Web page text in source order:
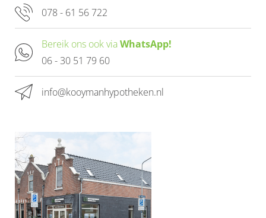
078 - 61 56 722
Bereik ons ook viaWhatsApp!
06 - 30 51 79 60
info@kooymanhypotheken.nl